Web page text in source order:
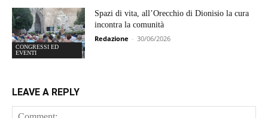
CONGRESSI ED
EVENTI
Spazi di vita, all’Orecchio di Dionisio la cura
incontra la comunità
Redazione - 30/06/2026
LEAVE A REPLY